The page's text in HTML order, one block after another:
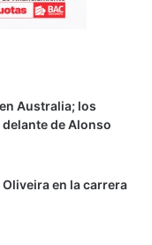
Australia; los
de Alonso
en la carrera